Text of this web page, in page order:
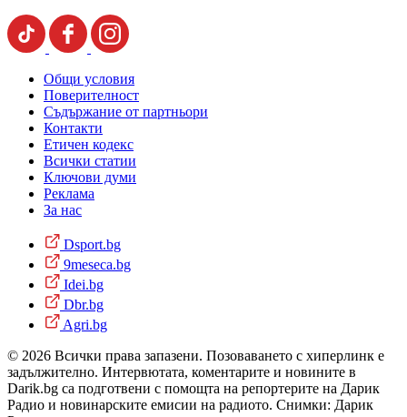
Общи условия
Поверителност
Съдържание от партньори
Контакти
Етичен кодекс
Всички статии
Ключови думи
Реклама
За нас
Dsport.bg
9meseca.bg
Idei.bg
Dbr.bg
Agri.bg
© 2026 Всички права запазени. Позоваването с хиперлинк е
задължително. Интервютата, коментарите и новините в
Darik.bg са подготвени с помощта на репортерите на Дарик
Радио и новинарските емисии на радиото. Снимки: Дарик